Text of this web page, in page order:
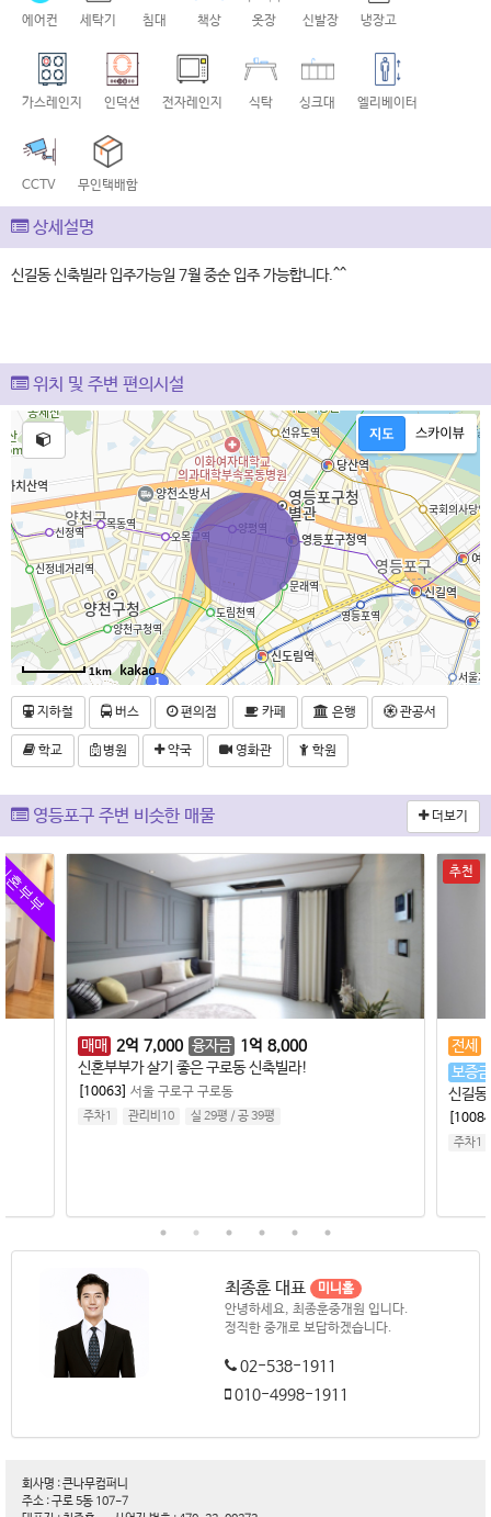
에어컨 세탁기 침대 책상 옷장 신발장 냉장고
가스레인지 인덕션 전자레인지 식탁 싱크대 엘리베이터
CCTV 무인택배함
상세설명
신길동 신축빌라 입주가능일 7월 중순 입주 가능합니다.^^
위치 및 주변 편의시설
1km
지하철 버스 편의점 카페 은행 관공서
학교 병원 약국 영화관 학원
더보기
영등포구 주변 비슷한 매물
추천
전세 2억
보증금 5,000만원 월세 50
신길동 신혼부부에게 추천하는 럭셔리한 신축빌라!
[10084] 서울 영등포구 신길동
최종훈 대표 미니홈
안녕하세요, 최종훈중개원 입니다.
정직한 중개로 보답하겠습니다.
02-538-1911
010-4998-1911
회사명 : 큰나무컴퍼니
주소 : 구로 5동 107-7